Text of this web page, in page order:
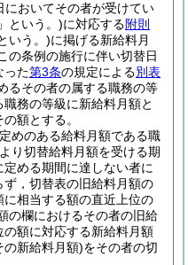
おいてその者が受けてい
という。)に対応する附則
いう。)に掲げる新給料月
の条例の施行に伴い切替日
った第3条の規定による別表
るその者の属する職務の等
務の等級に新給料月額と
額とする。
めのある給料月額である職
り切替給料月額を受ける期
める期間に達しない者に
ず，切替表の旧給料月額の
相当する額の直近上位の
の欄におけるその者の旧給
額に対応する新給料月額
の新給料月額)をその者の切